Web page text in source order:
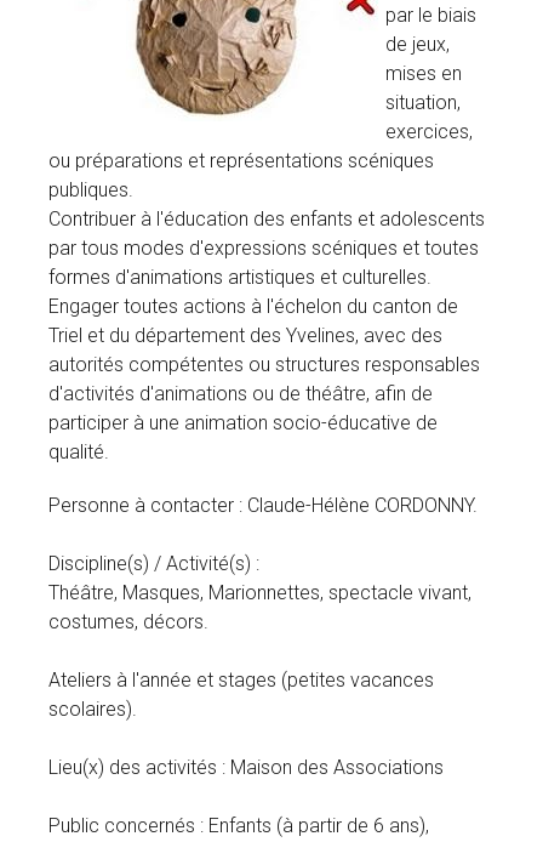
par le biais
de jeux,
mises en
situation,
exercices,
ou préparations et représentations scéniques
publiques.
Contribuer à l'éducation des enfants et adolescents
par tous modes d'expressions scéniques et toutes
formes d'animations artistiques et culturelles.
Engager toutes actions à l'échelon du canton de
Triel et du département des Yvelines, avec des
autorités compétentes ou structures responsables
d'activités d'animations ou de théâtre, afin de
participer à une animation socio-éducative de
qualité.
Personne à contacter : Claude-Hélène CORDONNY.
Discipline(s) / Activité(s) :
Théâtre, Masques, Marionnettes, spectacle vivant,
costumes, décors.
Ateliers à l'année et stages (petites vacances
scolaires).
Lieu(x) des activités : Maison des Associations
Public concernés : Enfants (à partir de 6 ans),